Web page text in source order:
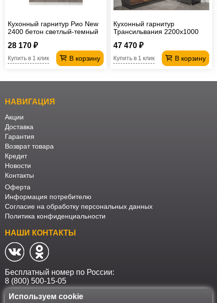
Кухонный гарнитур Рио New
2400 бетон светлый-темный
28 170 ₽
В корзину
Купить в 1 клик
Кухонный гарнитур
Трансильвания 2200х1000
47 470 ₽
В корзину
Купить в 1 клик
НАВИГАЦИЯ
Акции
Доставка
Гарантия
Возврат товара
Кредит
Новости
Контакты
Оферта
Информация потребителю
Согласие на обработку персональных данных
Политика конфиденциальности
НАШИ КОНТАКТЫ
Бесплатный номер по России:
8 (800) 500-15-05
Используем cookie